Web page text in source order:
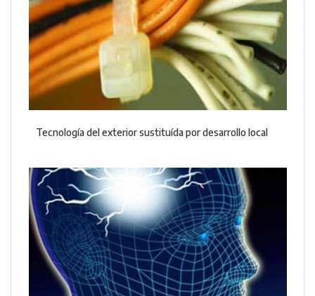
Tecnología del exterior sustituída por desarrollo local